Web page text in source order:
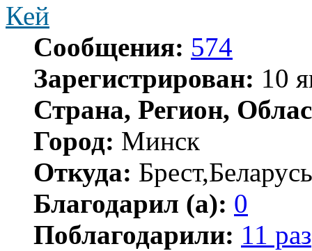
Кей
Сообщения: 574
Зарегистрирован: 10
Страна, Регион,
Город: Минск
Откуда: Брест,Беларусь
Благодарил (а): 0
Поблагодарили: 11 раз